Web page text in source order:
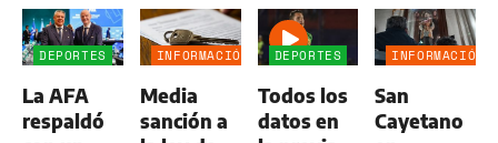
DEPORTES
La AFA
respaldó
INFORMACIÓN
Media
sanción a
DEPORTES
Todos los
datos en
INFORMACIÓN
San
Cayetano